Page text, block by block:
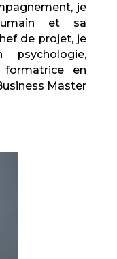
je
et sa
de projet, je
en
Master